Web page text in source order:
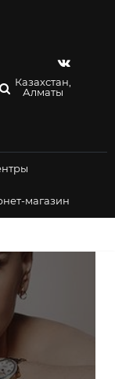
Казахстан,
Алматы
магазин